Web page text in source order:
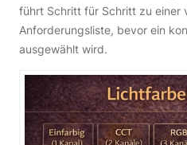
führt Schritt für Schritt zu einer
Anforderungsliste, bevor ein
ausgewählt wird.